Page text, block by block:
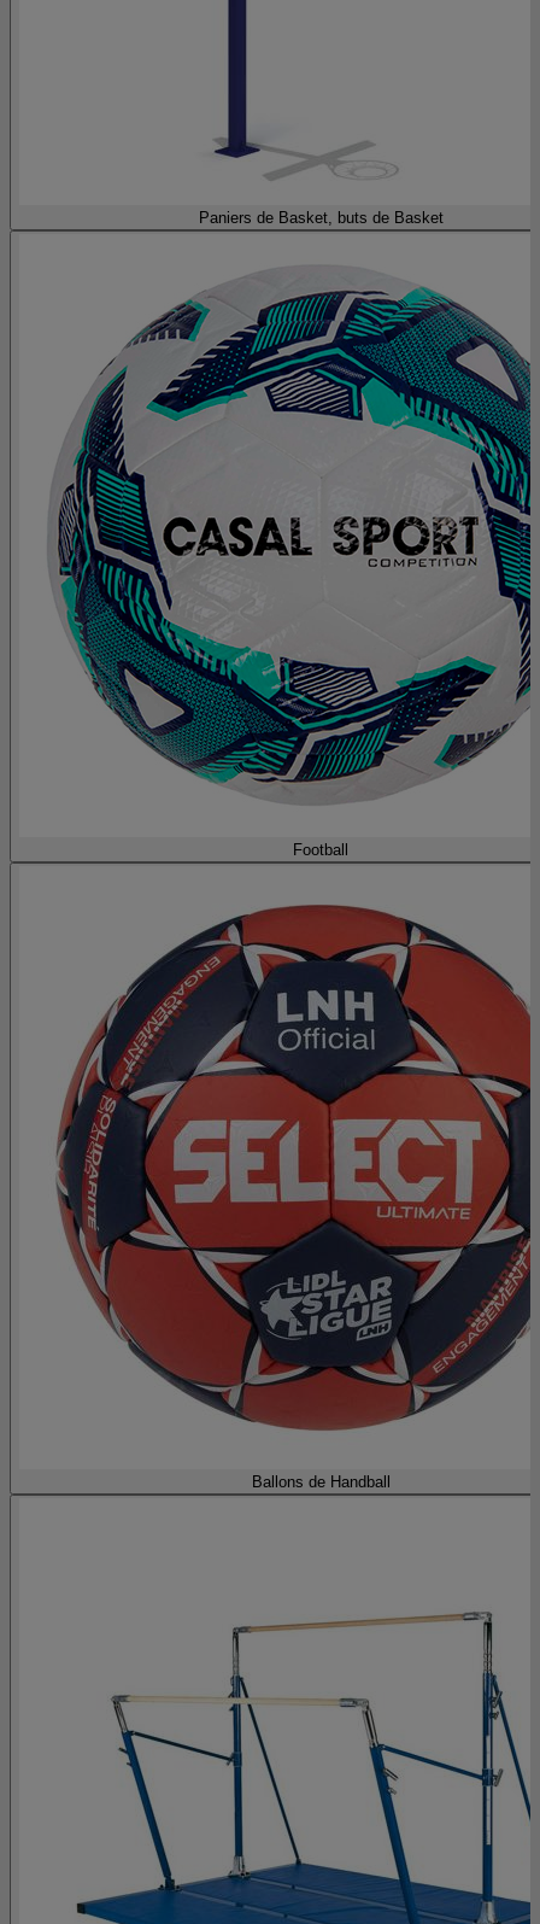
Paniers de Basket, buts de Basket
Football
Ballons de Handball